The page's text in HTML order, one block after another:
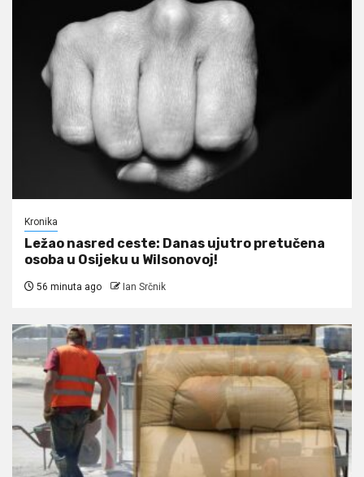
Kronika
Ležao nasred ceste: Danas ujutro pretučena
osoba u Osijeku u Wilsonovoj!
56 minuta ago Ian Srčnik